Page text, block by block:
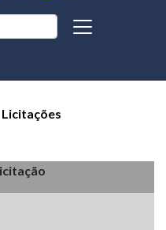
Licitações